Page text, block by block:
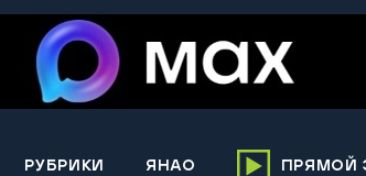
РУБРИКИ ЯНАО ПРЯМОЙ